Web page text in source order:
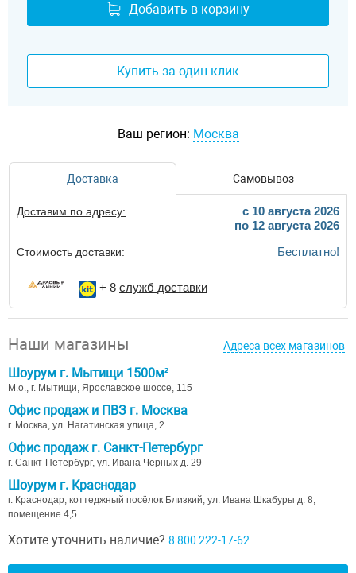
Добавить в корзину
Купить за один клик
Ваш регион: Москва
Доставка Самовывоз
Доставим по адресу:
c 10 августа 2026
по 12 августа 2026
Стоимость доставки: Бесплатно!
+ 8 служб доставки
Наши магазины Адреса всех магазинов
Шоурум г. Мытищи 1500м²
М.о., г. Мытищи, Ярославское шоссе, 115
Офис продаж и ПВЗ г. Москва
г. Москва, ул. Нагатинская улица, 2
Офис продаж г. Санкт-Петербург
г. Санкт-Петербург, ул. Ивана Черных д. 29
Шоурум г. Краснодар
г. Краснодар, коттеджный посёлок Близкий, ул. Ивана Шкабуры д. 8,
помещение 4,5
Хотите уточнить наличие? 8 800 222-17-62